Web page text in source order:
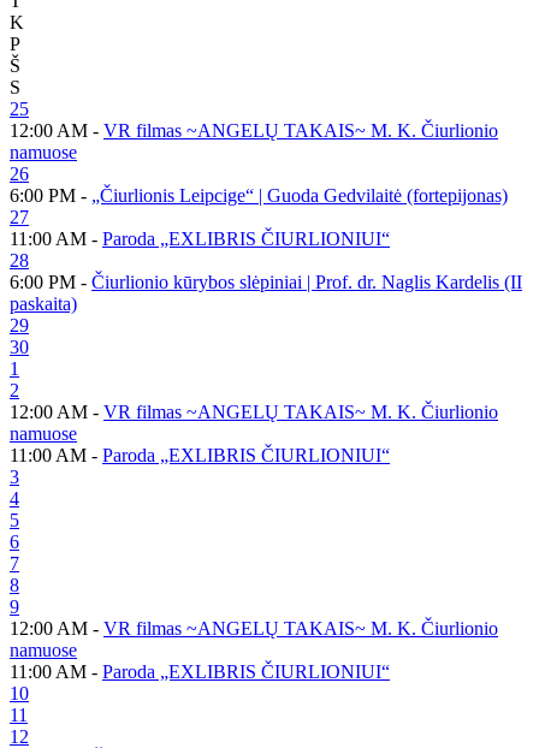
K
P
Š
S
25
12:00 AM - VR filmas ~ANGELŲ TAKAIS~ M. K. Čiurlionio
namuose
26
6:00 PM - „Čiurlionis Leipcige“ | Guoda Gedvilaitė (fortepijonas)
27
11:00 AM - Paroda „EXLIBRIS ČIURLIONIUI“
28
6:00 PM - Čiurlionio kūrybos slėpiniai | Prof. dr. Naglis Kardelis (II
paskaita)
29
30
1
2
12:00 AM - VR filmas ~ANGELŲ TAKAIS~ M. K. Čiurlionio
namuose
11:00 AM - Paroda „EXLIBRIS ČIURLIONIUI“
3
4
5
6
7
8
9
12:00 AM - VR filmas ~ANGELŲ TAKAIS~ M. K. Čiurlionio
namuose
11:00 AM - Paroda „EXLIBRIS ČIURLIONIUI“
10
11
12